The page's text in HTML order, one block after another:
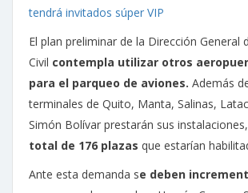
tendrá invitados súper VIP
El plan preliminar de la Dirección General
Civil contempla utilizar otros
para el parqueo de aviones. Además
terminales de Quito, Manta, Salinas,
Simón Bolívar prestarán sus
total de 176 plazas que estarían
Ante esta demanda se deben